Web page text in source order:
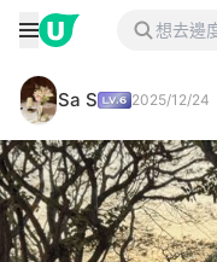
Sa S 2025/12/24